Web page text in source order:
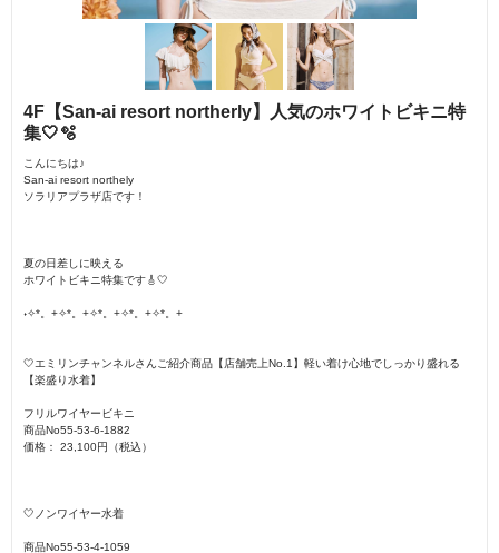
4F【San-ai resort northerly】人気のホワイトビキニ特
集🤍🫧
こんにちは♪
San-ai resort northely
ソラリアプラザ店です！
夏の日差しに映える
ホワイトビキニ特集です🎸🤍
˖✧*。+✧*。+✧*。+✧*。+✧*。+
🤍エミリンチャンネルさんご紹介商品【店舗売上No.1】軽い着け心地でしっかり盛れる
【楽盛り水着】
フリルワイヤービキニ
商品No55-53-6-1882
価格： 23,100円（税込）
🤍ノンワイヤー水着
商品No55-53-4-1059